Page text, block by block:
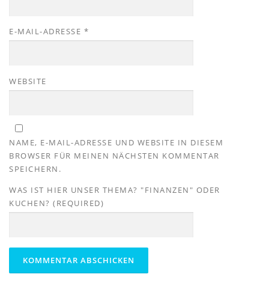
E-MAIL-ADRESSE *
WEBSITE
NAME, E-MAIL-ADRESSE UND WEBSITE IN DIESEM
BROWSER FÜR MEINEN NÄCHSTEN KOMMENTAR
SPEICHERN.
WAS IST HIER UNSER THEMA? "FINANZEN" ODER
KUCHEN? (REQUIRED)